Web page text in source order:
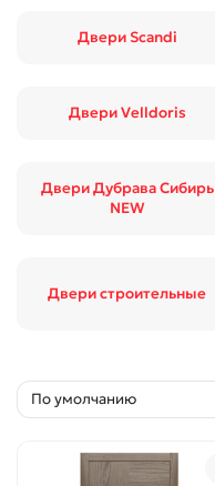
Двери Scandi
Двери Velldoris
Двери Дубрава Сибирь
NEW
Двери строительные